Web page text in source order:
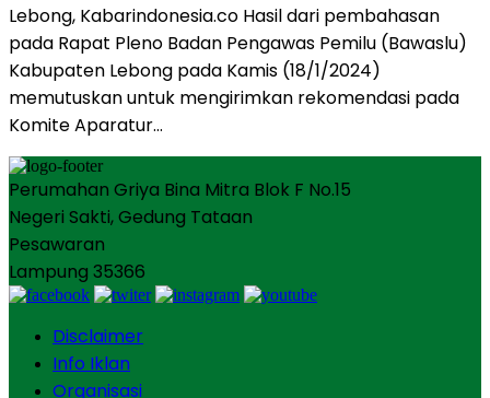
Lebong, Kabarindonesia.co Hasil dari pembahasan
pada Rapat Pleno Badan Pengawas Pemilu (Bawaslu)
Kabupaten Lebong pada Kamis (18/1/2024)
memutuskan untuk mengirimkan rekomendasi pada
Komite Aparatur…
Perumahan Griya Bina Mitra Blok F No.15
Negeri Sakti, Gedung Tataan
Pesawaran
Lampung 35366
Disclaimer
Info Iklan
Organisasi